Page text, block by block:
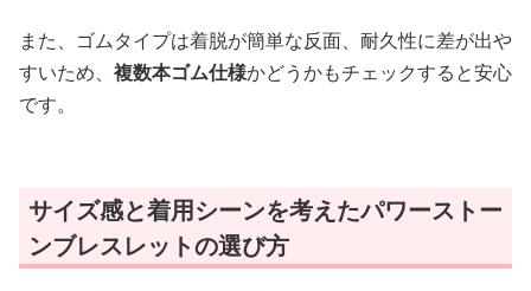
また、ゴムタイプは着脱が簡単な反面、耐久性に差が出や
すいため、 複数本ゴム仕様かどうかもチェックすると安心
です。
サイズ感と着用シーンを考えたパワーストー
ンブレスレットの選び方